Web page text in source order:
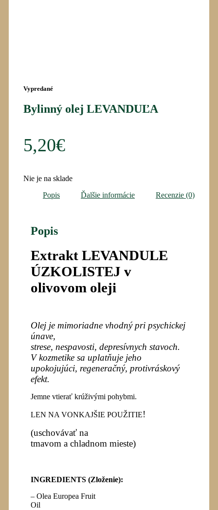
Vypredané
Bylinný olej LEVANDUĽA
5,20€
Nie je na sklade
Popis
Ďalšie informácie Recenzie (0)
Popis
Extrakt LEVANDULE
ÚZKOLISTEJ v
olivovom oleji
Olej je mimoriadne vhodný pri psychickej
únave,
strese, nespavosti, depresívnych stavoch.
V kozmetike sa uplatňuje jeho
upokojujúci, regeneračný, protivráskový
efekt.
Jemne vtierať krúživými pohybmi.
LEN NA VONKAJŠIE POUŽITIE!
(uschovávať na
tmavom a chladnom mieste)
INGREDIENTS (Zloženie):
– Olea Europea Fruit
Oil